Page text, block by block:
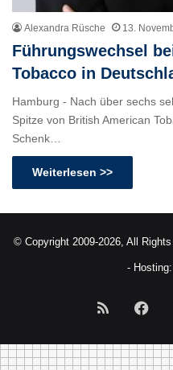
Alexandra Rüsche 13.
Führungswechsel
Tobacco in
Hamburg - Nach über sechs
Spitze von British American
Schenk…
Weiterlesen >>
© Copyright 2009-2026, All
- Hosting:
RSS